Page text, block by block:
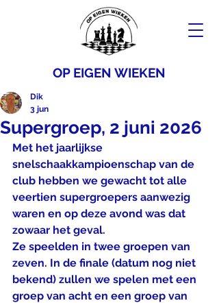
OP EIGEN WIEKEN
Supergroep, 2 juni 2026
Dik
3 jun
Met het jaarlijkse
snelschaakkampioenschap van de
club hebben we gewacht tot alle
veertien supergroepers aanwezig
waren en op deze avond was dat
zowaar het geval.
Ze speelden in twee groepen van
zeven. In de finale (datum nog niet
bekend) zullen we spelen met een
groep van acht en een groep van